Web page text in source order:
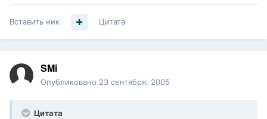
Вставить ник Цитата
SMi
Опубликовано 23 сентября, 2005
Цитата